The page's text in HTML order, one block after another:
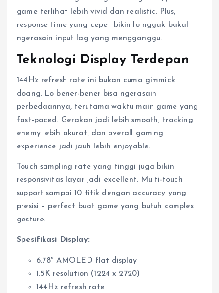
game terlihat lebih vivid dan realistic. Plus,
response time yang cepet bikin lo nggak bakal
ngerasain input lag yang mengganggu.
Teknologi Display Terdepan
144Hz refresh rate ini bukan cuma gimmick
doang. Lo bener-bener bisa ngerasain
perbedaannya, terutama waktu main game yang
fast-paced. Gerakan jadi lebih smooth, tracking
enemy lebih akurat, dan overall gaming
experience jadi jauh lebih enjoyable.
Touch sampling rate yang tinggi juga bikin
responsivitas layar jadi excellent. Multi-touch
support sampai 10 titik dengan accuracy yang
presisi – perfect buat game yang butuh complex
gesture.
Spesifikasi Display:
6.78″ AMOLED flat display
1.5K resolution (1224 x 2720)
144Hz refresh rate